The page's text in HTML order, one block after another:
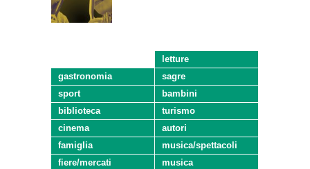
letture
gastronomia
sagre
sport
bambini
biblioteca
turismo
cinema
autori
famiglia
musica/spettacoli
fiere/mercati
musica